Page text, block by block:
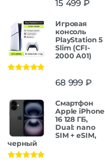
15 499 ₽
Игровая
консоль
PlayStation 5
Slim (CFI-
2000 A01)
68 999 ₽
Смартфон
Apple iPhone
16 128 ГБ,
Dual: nano
SIM + eSIM,
черный